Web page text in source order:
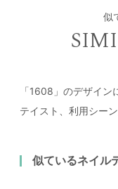
似
「1608」のデザイン
テイスト、利用シー
似ているネイル